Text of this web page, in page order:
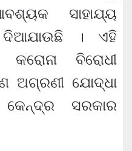
ସାହାଯ୍ୟ
। ଏହି
କରୋନା ବିରୋଧୀ
ଅଗ୍ରଣୀ ଯୋଦ୍ଧା
ସରକାର